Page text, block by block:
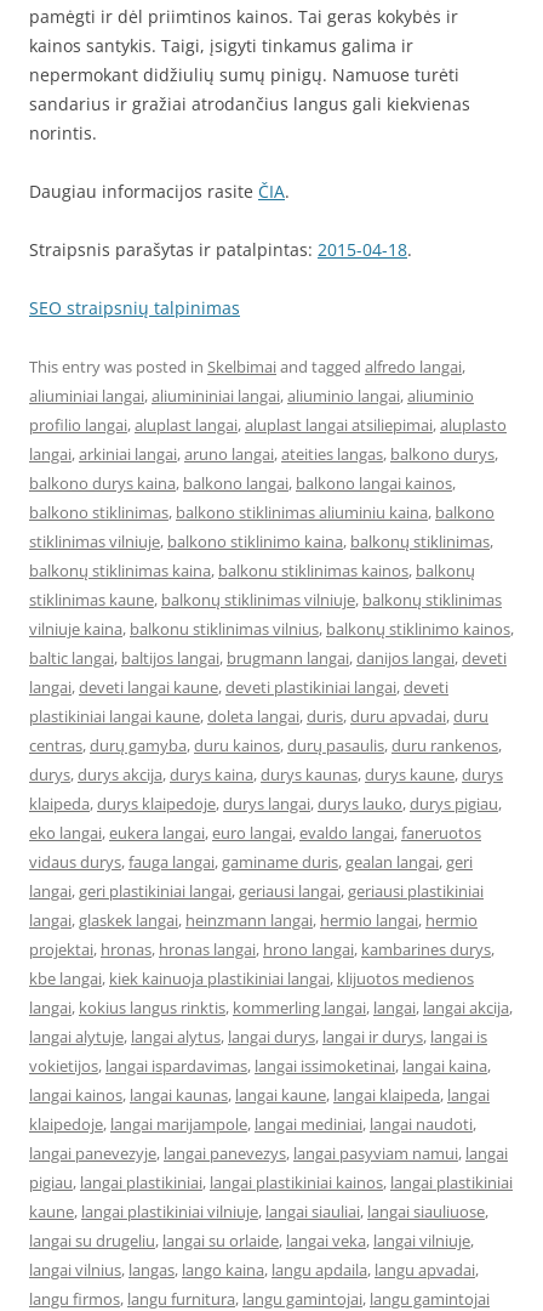
pamėgti ir dėl priimtinos kainos. Tai geras kokybės ir
kainos santykis. Taigi, įsigyti tinkamus galima ir
nepermokant didžiulių sumų pinigų. Namuose turėti
sandarius ir gražiai atrodančius langus gali kiekvienas
norintis.
Daugiau informacijos rasite ČIA.
Straipsnis parašytas ir patalpintas: 2015-04-18.
SEO straipsnių talpinimas
This entry was posted in Skelbimaiand tagged alfredo langai,
aliuminiai langai,aliumininiai langai,aliuminio langai,aliuminio
profilio langai,aluplast langai,aluplast langai atsiliepimai,aluplasto
langai,arkiniai langai,aruno langai,ateities langas, balkono durys,
balkono durys kaina, balkono langai, balkono langai kainos,
balkono stiklinimas, balkono stiklinimas aliuminiu kaina, balkono
stiklinimas vilniuje, balkono stiklinimo kaina, balkonų stiklinimas,
balkonų stiklinimas kaina, balkonu stiklinimas kainos, balkonų
stiklinimas kaune, balkonų stiklinimas vilniuje, balkonų stiklinimas
vilniuje kaina, balkonu stiklinimas vilnius, balkonų stiklinimo kainos,
baltic langai, baltijos langai, brugmann langai,danijos langai,deveti
langai,deveti langai kaune,deveti plastikiniai langai,deveti
plastikiniai langai kaune,doleta langai,duris,duru apvadai,duru
centras,durų gamyba,duru kainos,durų pasaulis,duru rankenos,
durys,durys akcija,durys kaina,durys kaunas,durys kaune,durys
klaipeda,durys klaipedoje,durys langai,durys lauko,durys pigiau,
eko langai,eukera langai,euro langai,evaldo langai,faneruotos
vidaus durys,fauga langai,gaminame duris,gealan langai,geri
langai,geri plastikiniai langai,geriausi langai,geriausi plastikiniai
langai,glaskek langai, heinzmann langai, hermio langai, hermio
projektai, hronas, hronas langai, hrono langai, kambarines durys,
kbe langai, kiek kainuoja plastikiniai langai, klijuotos medienos
langai, kokius langus rinktis, kommerling langai, langai, langai akcija,
langai alytuje, langai alytus, langai durys, langai ir durys, langai is
vokietijos, langai ispardavimas, langai issimoketinai, langai kaina,
langai kainos, langai kaunas, langai kaune, langai klaipeda, langai
klaipedoje, langai marijampole, langai mediniai, langai naudoti,
langai panevezyje, langai panevezys, langai pasyviam namui, langai
pigiau, langai plastikiniai, langai plastikiniai kainos, langai plastikiniai
kaune, langai plastikiniai vilniuje, langai siauliai, langai siauliuose,
langai su drugeliu, langai su orlaide, langai veka, langai vilniuje,
langai vilnius, langas, lango kaina, langu apdaila, langu apvadai,
langu firmos, langu furnitura, langu gamintojai, langu gamintojai